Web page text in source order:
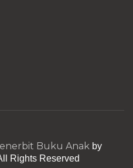
Buku Anak by
Rights Reserved